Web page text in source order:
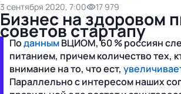
3 сентября 2020, 7:00 17 979
Бизнес на здоровом
советов стартапу
ПоданнымВЦИОМ, 60 % россиян
питанием, причем количество тех,
внимание на то, что ест,
Параллельно с интересом наших